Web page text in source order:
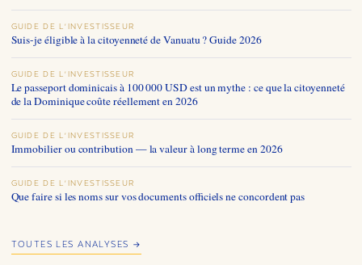
GUIDE DE L'INVESTISSEUR
Suis-je éligible à la citoyenneté de Vanuatu ? Guide 2026
GUIDE DE L'INVESTISSEUR
Le passeport dominicais à 100 000 USD est un mythe : ce que la citoyenneté
de la Dominique coûte réellement en 2026
GUIDE DE L'INVESTISSEUR
Immobilier ou contribution — la valeur à long terme en 2026
GUIDE DE L'INVESTISSEUR
Que faire si les noms sur vos documents officiels ne concordent pas
TOUTES LES ANALYSES →